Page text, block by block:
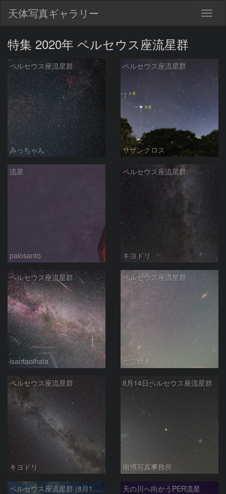
天体写真ギャラリー
特集 2020年 ペルセウス座流星群
ペルセウス座流星群
みっちゃん
ペルセウス座流星群
サザンクロス
流星
palosanto
ペルセウス座流星群
キヨドリ
ペルセウス座流星群
isaotanihata
ペルセウス座流星群
たこ焼き
ペルセウス座流星群
キヨドリ
8月14日ペルセウス座流星群
南博写真事務所
ペルセウス座流星群 (8月19日) 天の川へ向かうPER流星